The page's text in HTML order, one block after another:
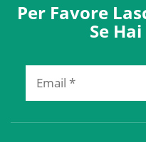
Per Favore
Se